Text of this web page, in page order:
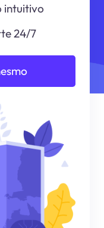
intuitivo
24/7